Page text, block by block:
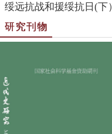
绥远抗战和援绥抗日(下）
研究刊物